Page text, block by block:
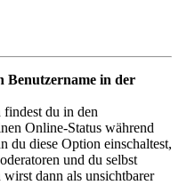
Benutzername in der
du in den
Online-Status während
du diese Option einschaltest,
und du selbst
dann als unsichtbarer